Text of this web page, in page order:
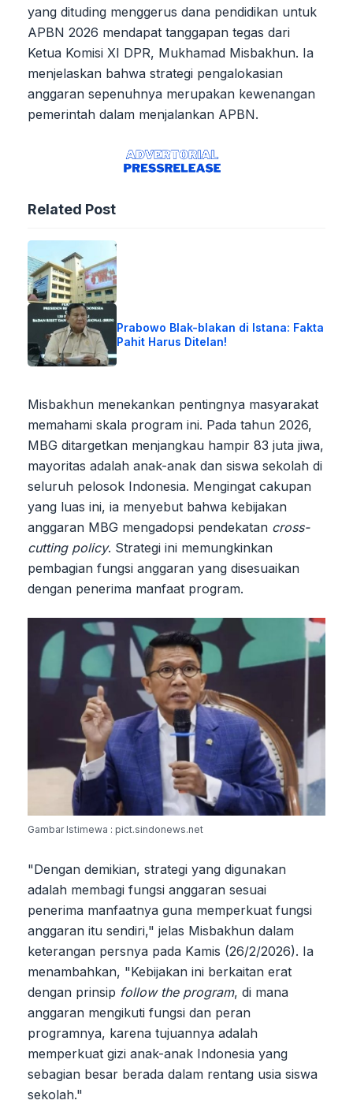
yang dituding menggerus dana pendidikan untuk
APBN 2026 mendapat tanggapan tegas dari
Ketua Komisi XI DPR, Mukhamad Misbakhun. Ia
menjelaskan bahwa strategi pengalokasian
anggaran sepenuhnya merupakan kewenangan
pemerintah dalam menjalankan APBN.
Related Post
Prabowo Blak-blakan di Istana: Fakta
Pahit Harus Ditelan!
Misbakhun menekankan pentingnya masyarakat
memahami skala program ini. Pada tahun 2026,
MBG ditargetkan menjangkau hampir 83 juta jiwa,
mayoritas adalah anak-anak dan siswa sekolah di
seluruh pelosok Indonesia. Mengingat cakupan
yang luas ini, ia menyebut bahwa kebijakan
anggaran MBG mengadopsi pendekatan cross-
cutting policy. Strategi ini memungkinkan
pembagian fungsi anggaran yang disesuaikan
dengan penerima manfaat program.
Gambar Istimewa : pict.sindonews.net
"Dengan demikian, strategi yang digunakan
adalah membagi fungsi anggaran sesuai
penerima manfaatnya guna memperkuat fungsi
anggaran itu sendiri," jelas Misbakhun dalam
keterangan persnya pada Kamis (26/2/2026). Ia
menambahkan, "Kebijakan ini berkaitan erat
dengan prinsip follow the program, di mana
anggaran mengikuti fungsi dan peran
programnya, karena tujuannya adalah
memperkuat gizi anak-anak Indonesia yang
sebagian besar berada dalam rentang usia siswa
sekolah."